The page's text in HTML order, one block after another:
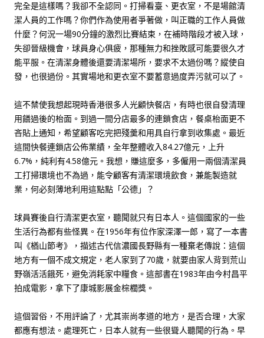
完全是這樣嗎？我卻不全認同。打掃看臺、更衣室，不是場館清
潔人員的工作嗎？你們作為使用者爭著做，叫正職的工作人員做
什麼？何況一場90分鐘的激烈比賽結束，在補時階段才被入球，
失卻晉級機會，球員身心俱疲，那種無力和挫敗感可能要很久才
能平服。在清潔身體後還要清潔場所，要求不太過份嗎？縱使自
發，也很過份。其實場地和更衣室不要蓄意過度弄污就可以了。
這不禁使我想起現時香港很多人光顧快餐店，有時也很自發清理
用饍過後的枱面。到過一間分店最多的連鎖食店，餐桌枱面更不
吝貼上通知，希望顧客吃完把殘羹和用具自行拿到收集處。最近
這間快餐連鎖店公佈業績，全年整體收入84.27億元，上升
6.7%，純利有4.58億元。我想，賺這麼多，多僱用一兩個清潔員
工打掃環境也不為過，能令顧客有清潔環境飲食，兼能製造就
業，何必刻薄地利用這點點「公德」？
球員賽後自行清潔更衣室，聽聞就只有日本人。這個國家的一些
生活行為都有些怪異。在1956年有位作家深澤一郎，寫了一本書
叫《楢山節考》，描述古代信濃國長野縣有一種棄老傳說：這個
地方有一個不成文規定，老人家到了70歲，就要由家人背到荒山
野嶺活活餓死，避免消耗家中糧食。這部書在1983年由今村昌平
拍成電影，拿下了康城影展金棕櫚獎。
這個習俗，不用評論了，尤其崇尚孝道的地方，是否合理，大家
都應有想法。處理死亡，日本人就有一些很聳人聽聞的行為。早